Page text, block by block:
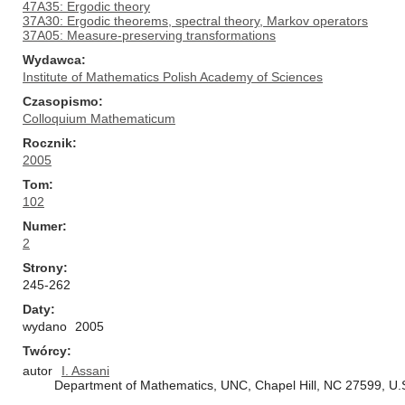
47A35: Ergodic theory
37A30: Ergodic theorems, spectral theory, Markov operators
37A05: Measure-preserving transformations
Wydawca
Institute of Mathematics Polish Academy of Sciences
Czasopismo
Colloquium Mathematicum
Rocznik
2005
Tom
102
Numer
2
Strony
245-262
Daty
wydano
2005
Twórcy
autor
I. Assani
Department of Mathematics, UNC, Chapel Hill, NC 27599,